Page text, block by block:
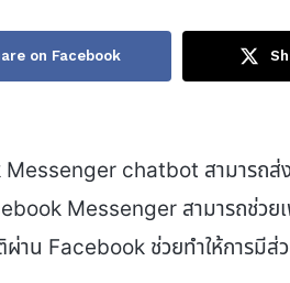
on Facebook
chatbot สามารถ
Messenger สามารถช่วย
าน Facebook ช่วยทำให้การมีส่